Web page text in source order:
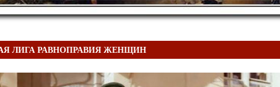
ЛИГА РАВНОПРАВИЯ ЖЕНЩИН